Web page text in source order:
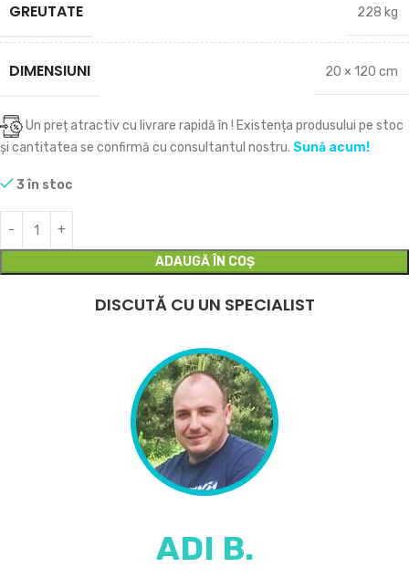
GREUTATE 228 kg
DIMENSIUNI 20 × 120 cm
Un preț atractiv cu livrare rapidă în ! Existența produsului pe stoc
și cantitatea se confirmă cu consultantul nostru. Sună acum!
3 în stoc
ADAUGĂ ÎN COȘ
DISCUTĂ CU UN SPECIALIST
ADI B.